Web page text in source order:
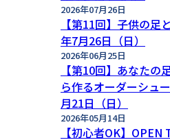
2026年07月26日
【第11回】子供の
年7月26日（日）
2026年06月25日
【第10回】あなたの
ら作るオーダーシュ
月21日（日）
2026年05月14日
【初心者OK】